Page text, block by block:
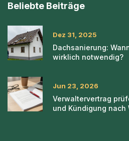
Beliebte Beiträge
Dez 31, 2025
Dachsanierung:
wirklich notwendig?
Jun 23, 2026
Verwaltervertrag
und Kündigung nach